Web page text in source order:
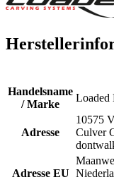
Handelsname
/ Marke
Loaded
Adresse
10575
Culver
Adresse EU